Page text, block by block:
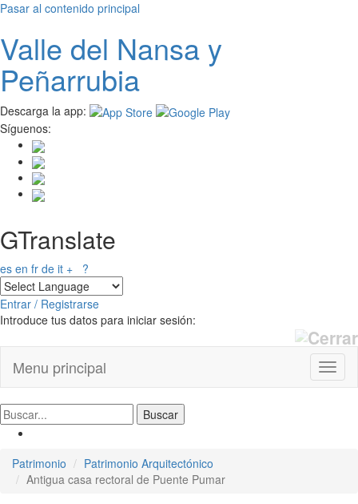
Pasar al contenido principal
Valle del Nansay
Peñarrubia
Descarga la app:
Síguenos:
GTranslate
es en fr de it + ?
Entrar / Registrarse
Introduce tus datos para iniciar sesión:
Menu principal
Patrimonio
Patrimonio Arquitectónico
Antigua casa rectoral de Puente Pumar